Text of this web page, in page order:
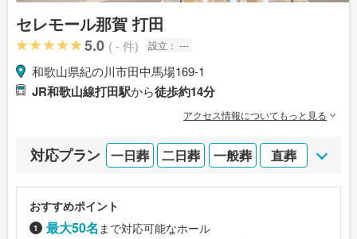
セレモール那賀 打田
5.0 ( - 件) 設立： ---
和歌山県紀の川市田中馬場169-1
JR和歌山線打田駅から徒歩約14分
アクセス情報についてもっと見る
対応プラン 一日葬 二日葬 一般葬 直葬
おすすめポイント
最大50名 まで対応可能なホール